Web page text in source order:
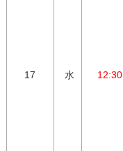
17 水 12:30